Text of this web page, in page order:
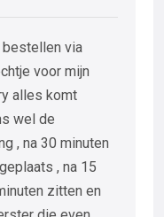
bestellen via
voor mijn
alles komt
wel de
, na 30 minuten
, na 15
zitten en